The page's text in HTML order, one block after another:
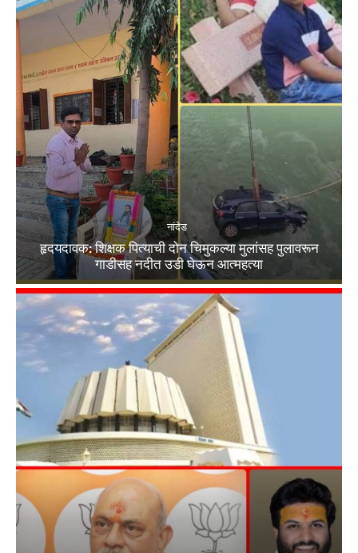
नांदेड
हृदयदावक: शिक्षक पित्याची दोन चिमुकल्या मुलांसह पुलावरून
गाडीसह नदीत उडी घेऊन आत्महत्या